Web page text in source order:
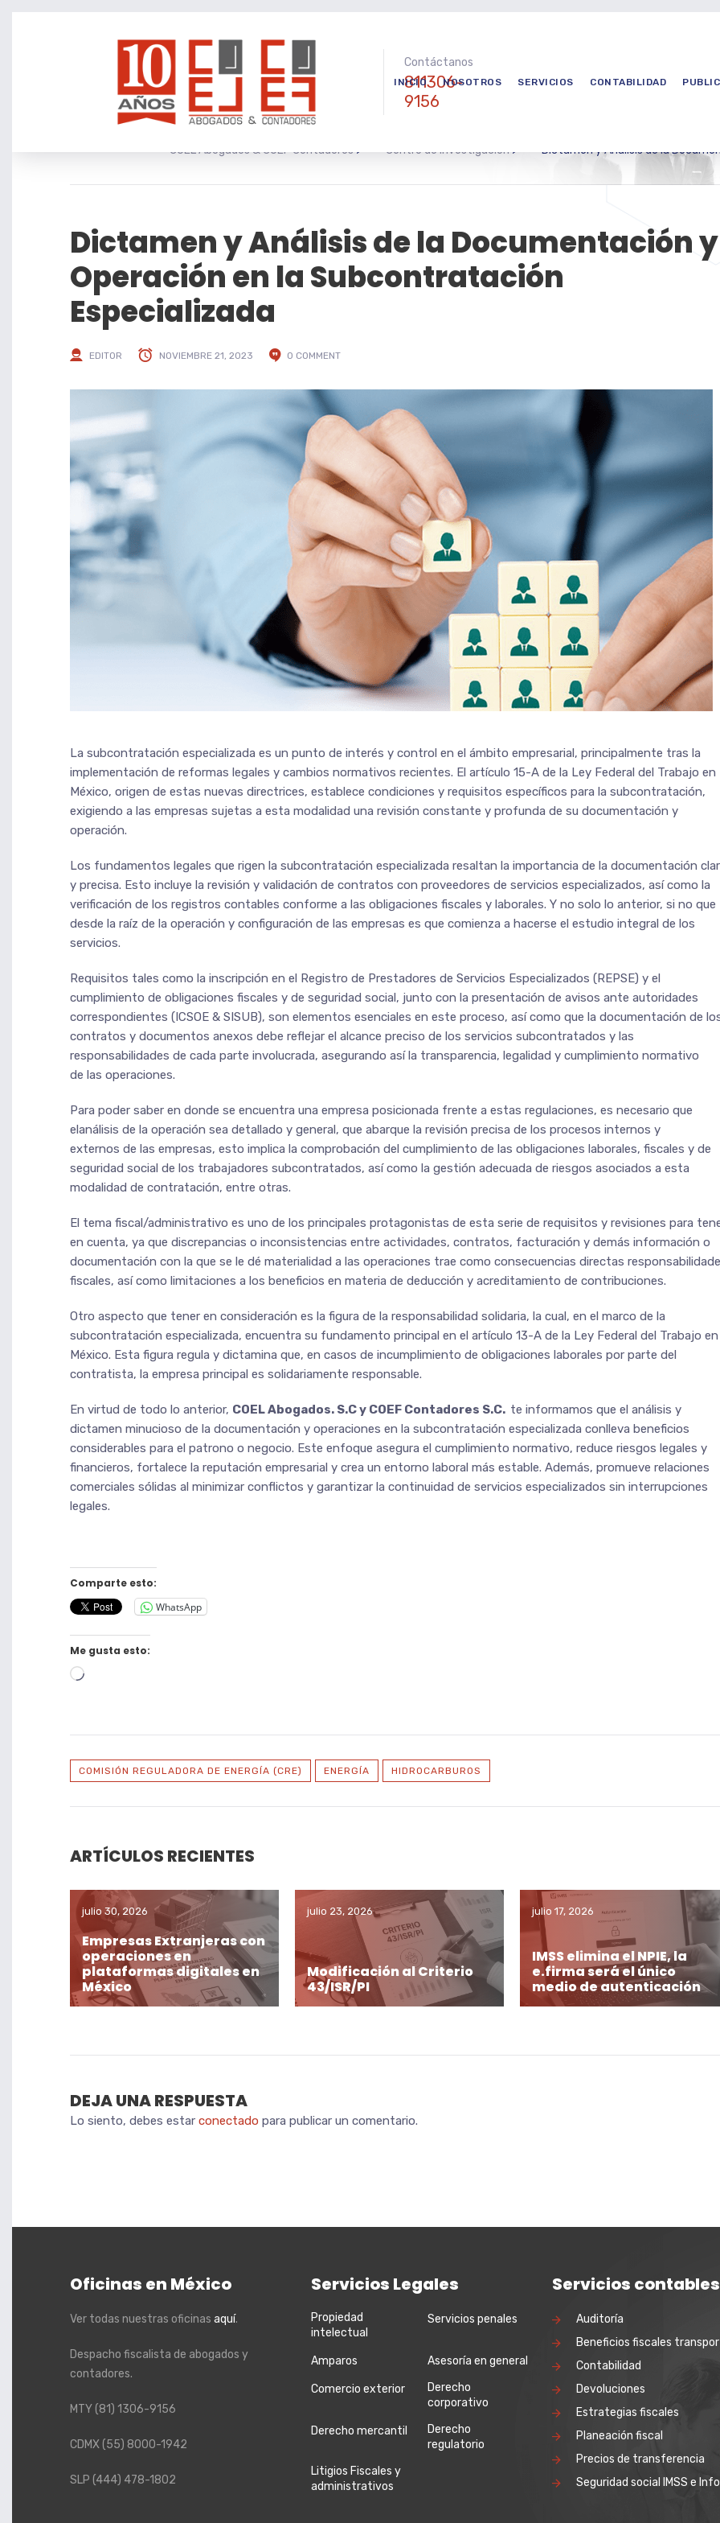
Contáctanos
811306-
9156
INICIO NOSOTROS SERVICIOS CONTABILIDAD
COEL Abogados & COEF Contadores> Centro de investigación> Dictamen y Análisis de la
Dictamen y Análisis de la Documentación y
Operación en la Subcontratación
Especializada
EDITOR NOVIEMBRE 21, 2023 0 COMMENT
La subcontratación especializada es un punto de interés y control en el ámbito empresarial, principalmente tras la
implementación de reformas legales y cambios normativos recientes. El artículo 15-A de la Ley Federal del Trabajo en
México, origen de estas nuevas directrices, establece condiciones y requisitos específicos para la subcontratación,
exigiendo a las empresas sujetas a esta modalidad una revisión constante y profunda de su documentación y
operación.
Los fundamentos legales que rigen la subcontratación especializada resaltan la importancia de la documentación
y precisa. Esto incluye la revisión y validación de contratos con proveedores de servicios especializados, así como la
verificación de los registros contables conforme a las obligaciones fiscales y laborales. Y no solo lo anterior, si no que
desde la raíz de la operación y configuración de las empresas es que comienza a hacerse el estudio integral de los
servicios.
Requisitos tales como la inscripción en el Registro de Prestadores de Servicios Especializados (REPSE) y el
cumplimiento de obligaciones fiscales y de seguridad social, junto con la presentación de avisos ante autoridades
correspondientes (ICSOE & SISUB), son elementos esenciales en este proceso, así como que la documentación de
contratos y documentos anexos debe reflejar el alcance preciso de los servicios subcontratados y las
responsabilidades de cada parte involucrada, asegurando así la transparencia, legalidad y cumplimiento normativo
de las operaciones.
Para poder saber en donde se encuentra una empresa posicionada frente a estas regulaciones, es necesario que
elanálisis de la operación sea detallado y general, que abarque la revisión precisa de los procesos internos y
externos de las empresas, esto implica la comprobación del cumplimiento de las obligaciones laborales, fiscales y de
seguridad social de los trabajadores subcontratados, así como la gestión adecuada de riesgos asociados a esta
modalidad de contratación, entre otras.
El tema fiscal/administrativo es uno de los principales protagonistas de esta serie de requisitos y revisiones para
en cuenta, ya que discrepancias o inconsistencias entre actividades, contratos, facturación y demás información o
documentación con la que se le dé materialidad a las operaciones trae como consecuencias directas
fiscales, así como limitaciones a los beneficios en materia de deducción y acreditamiento de contribuciones.
Otro aspecto que tener en consideración es la figura de la responsabilidad solidaria, la cual, en el marco de la
subcontratación especializada, encuentra su fundamento principal en el artículo 13-A de la Ley Federal del Trabajo en
México. Esta figura regula y dictamina que, en casos de incumplimiento de obligaciones laborales por parte del
contratista, la empresa principal es solidariamente responsable.
En virtud de todo lo anterior, COEL Abogados. S.C y COEF Contadores S.C. te informamos que el análisis y
dictamen minucioso de la documentación y operaciones en la subcontratación especializada conlleva beneficios
considerables para el patrono o negocio. Este enfoque asegura el cumplimiento normativo, reduce riesgos legales y
financieros, fortalece la reputación empresarial y crea un entorno laboral más estable. Además, promueve relaciones
comerciales sólidas al minimizar conflictos y garantizar la continuidad de servicios especializados sin interrupciones
legales.
Comparte esto:
WhatsApp
Me gusta esto:
Cargando...
COMISIÓN REGULADORA DE ENERGÍA (CRE) ENERGÍA HIDROCARBUROS
ARTÍCULOS RECIENTES
julio 30, 2026
Empresas Extranjeras con
operaciones en
plataformas digitales en
México
julio 23, 2026
Modificación al Criterio
43/ISR/PI
julio 17, 2026
IMSS elimina el NPIE, la
e.firma será el único
medio de autenticación
DEJA UNA RESPUESTA
Lo siento, debes estar conectado para publicar un comentario.
Oficinas en México
Ver todas nuestras oficinas aquí.
Despacho fiscalista de abogados y
contadores.
MTY(81) 1306-9156
CDMX(55) 8000-1942
SLP (444) 478-1802
Servicios Legales
Propiedad
intelectual
Servicios penales
Amparos Asesoría en general
Comercio exterior
Derecho
corporativo
Derecho mercantil
Derecho
regulatorio
Litigios Fiscales y
administrativos
Servicios contables
Auditoría
Beneficios fiscales
Contabilidad
Devoluciones
Estrategias fiscales
Planeación fiscal
Precios de transferencia
Seguridad social IMSS e